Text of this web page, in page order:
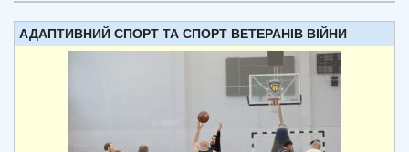
АДАПТИВНИЙ СПОРТ ТА СПОРТ ВЕТЕРАНІВ ВІЙНИ